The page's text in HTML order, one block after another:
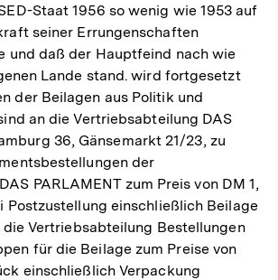
Staat 1956 so wenig wie 1953 auf
seiner Errungenschaften
und daß der Hauptfeind nach wie
Lande stand. wird fortgesetzt
der Beilagen aus Politik und
an die Vertriebsabteilung DAS
36, Gänsemarkt 21/23, zu
der
PARLAMENT zum Preis von DM 1,
Postzustellung einschließlich Beilage
Vertriebsabteilung Bestellungen
für die Beilage zum Preise von
einschließlich Verpackung